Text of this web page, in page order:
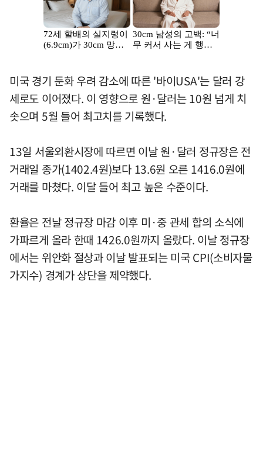
미국 경기 둔화 우려 감소에 따른 '바이USA'는 달러 강
세로도 이어졌다. 이 영향으로 원·달러는 10원 넘게 치
솟으며 5월 들어 최고치를 기록했다.
13일 서울외환시장에 따르면 이날 원·달러 정규장은 전
거래일 종가(1402.4원)보다 13.6원 오른 1416.0원에
거래를 마쳤다. 이달 들어 최고 높은 수준이다.
환율은 전날 정규장 마감 이후 미·중 관세 합의 소식에
가파르게 올라 한때 1426.0원까지 올랐다. 이날 정규장
에서는 위안화 절상과 이날 발표되는 미국 CPI(소비자물
가지수) 경계가 상단을 제약했다.